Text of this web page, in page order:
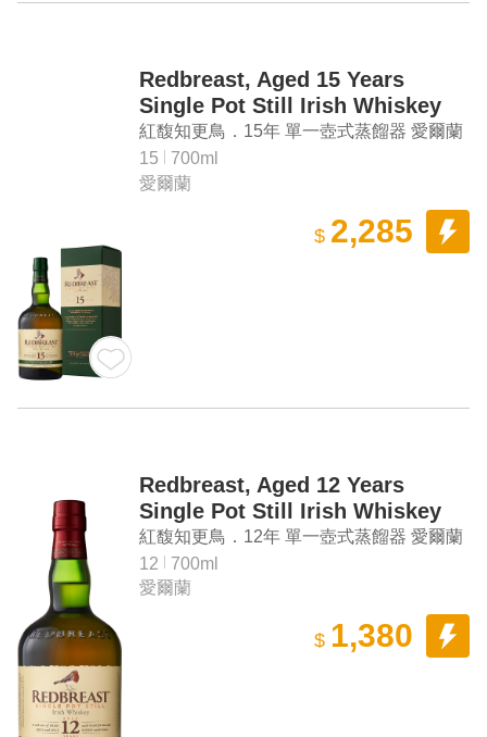
Redbreast, Aged 15 Years
Single Pot Still Irish Whiskey
紅馥知更鳥．15年 單一壺式蒸餾器 愛爾蘭
威士忌
15
700ml
愛爾蘭
$ 2,285
Redbreast, Aged 12 Years
Single Pot Still Irish Whiskey
紅馥知更鳥．12年 單一壺式蒸餾器 愛爾蘭
威士忌
12
700ml
愛爾蘭
$ 1,380